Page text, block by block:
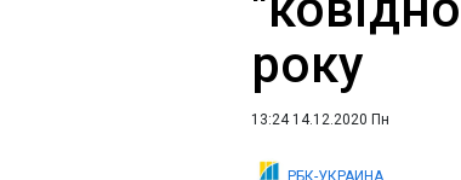
року
13:24 14.12.2020 Пн
РБК-УКРАИНА